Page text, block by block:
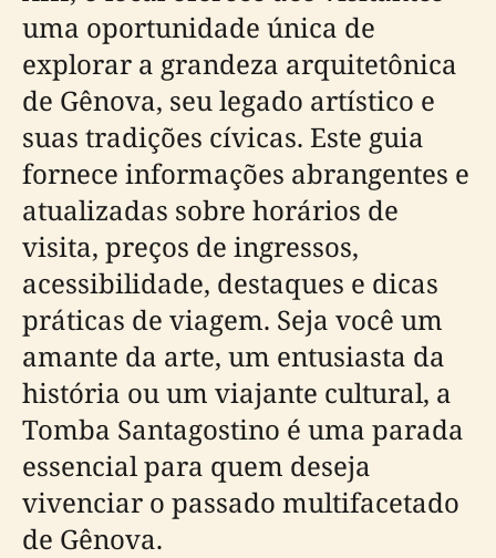
uma oportunidade única de
explorar a grandeza arquitetônica
de Gênova, seu legado artístico e
suas tradições cívicas. Este guia
fornece informações abrangentes e
atualizadas sobre horários de
visita, preços de ingressos,
acessibilidade, destaques e dicas
práticas de viagem. Seja você um
amante da arte, um entusiasta da
história ou um viajante cultural, a
Tomba Santagostino é uma parada
essencial para quem deseja
vivenciar o passado multifacetado
de Gênova.